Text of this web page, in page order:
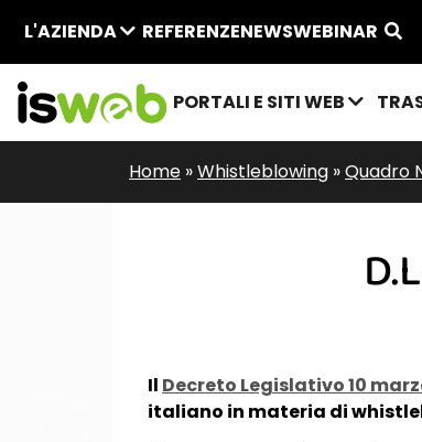
L'AZIENDA REFERENZENEWSWEBINAR
PORTALI E SITI WEB
Home »Whistleblowing »Quadro
Il Decreto Legislativo 10
italiano in materia di